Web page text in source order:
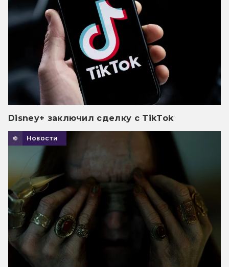
Disney+ заключил сделку с TikTok
Новости